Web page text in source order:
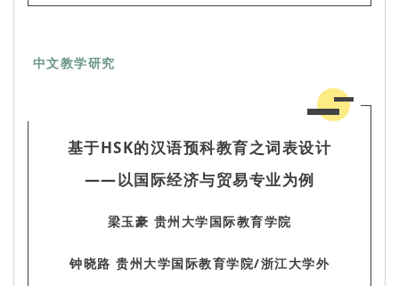
中文教学研究
基于HSK的汉语预科教育之词表设计
——以国际经济与贸易专业为例
梁玉豪 贵州大学国际教育学院
钟晓路 贵州大学国际教育学院/浙江大学外